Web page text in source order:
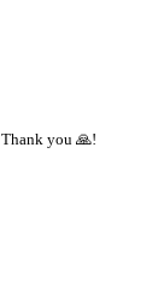
you 🙏!